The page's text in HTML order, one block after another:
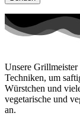
Unsere Grillmeister
Techniken, um
Würstchen und
vegetarische und
an.